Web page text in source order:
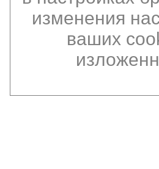
изменения
ваших